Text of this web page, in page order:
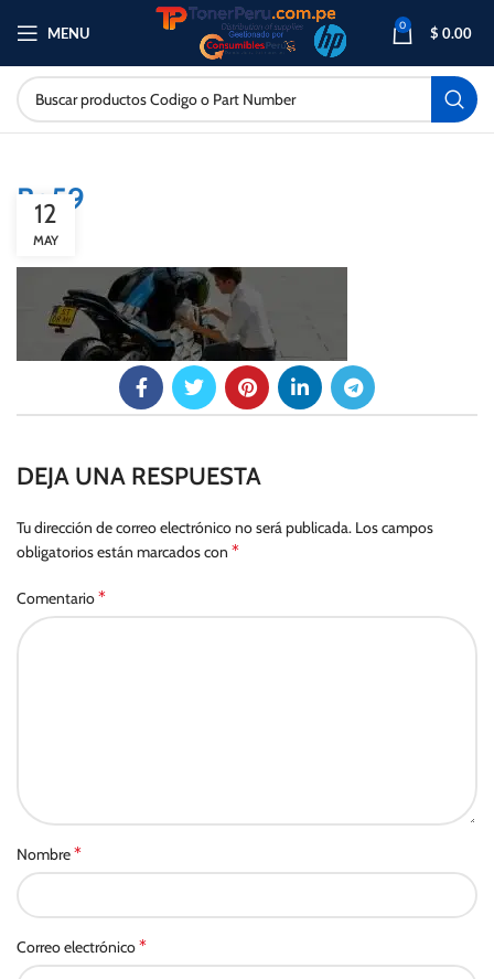
MENU 0 $ 0.00
Bg59
12
MAY
DEJA UNA RESPUESTA
Tu dirección de correo electrónico no será publicada. Los campos
obligatorios están marcados con *
Comentario*
Nombre*
Correo electrónico*